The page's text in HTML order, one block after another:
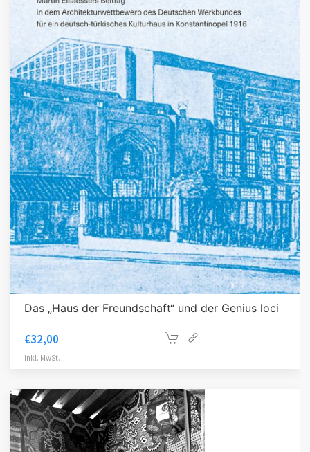
Das „Haus der Freundschaft“ und der Genius loci
€32,00
inkl. MwSt.